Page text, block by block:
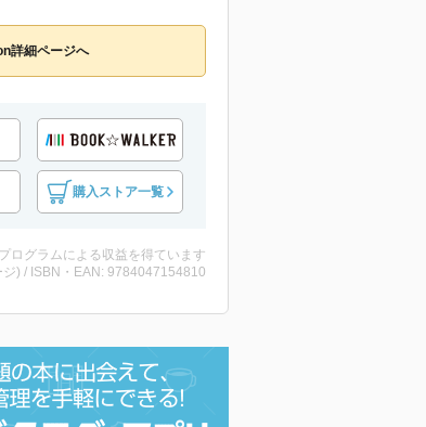
詳細ページへ
購入ストア一覧
ログラムによる収益を得ています
) / ISBN・EAN: 9784047154810